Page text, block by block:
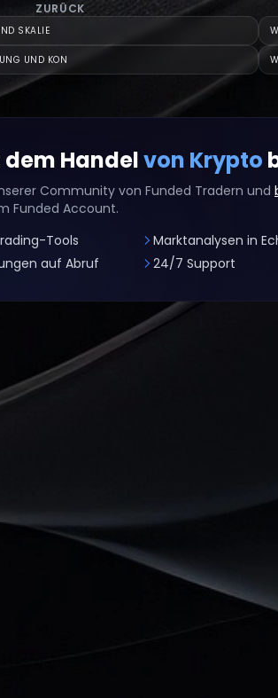
ZURÜCK
SKALIE
UND KON
Handelvon Krypto
Community von Funded Tradern und
Funded Account.
Tools
Marktanalysen in
auf Abruf
24/7 Support